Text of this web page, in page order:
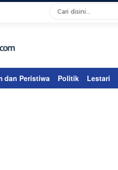
dan Peristiwa Politik Lestari